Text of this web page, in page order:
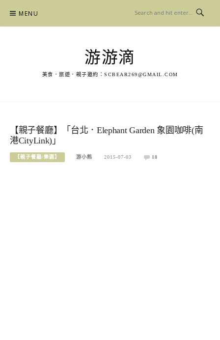
content
MENU
游游滴
美食．旅遊．親子邀約： SCBEAR269@GMAIL.COM
【親子餐廳】「台北．Elephant Garden 象園咖啡(南
港CityLink)」
【親子餐廳/樂園】 游小熊 2015-07-03 18